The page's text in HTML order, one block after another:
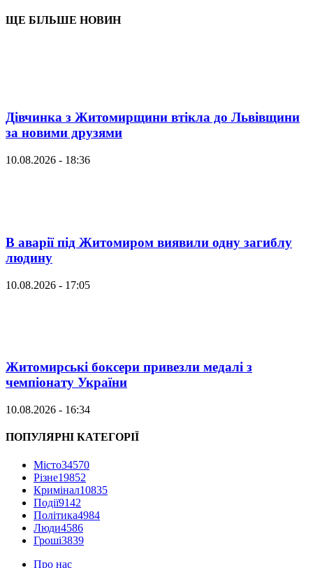
ЩЕ БІЛЬШЕ НОВИН
Дівчинка з Житомирщини втікла до Львівщини
за новими друзями
10.08.2026 - 18:36
В аварії під Житомиром виявили одну загиблу
людину
10.08.2026 - 17:05
Житомирські боксери привезли медалі з
чемпіонату України
10.08.2026 - 16:34
ПОПУЛЯРНІ КАТЕГОРІЇ
Місто34570
Різне19852
Кримінал10835
Події9142
Політика4984
Люди4586
Гроші3839
Про нас